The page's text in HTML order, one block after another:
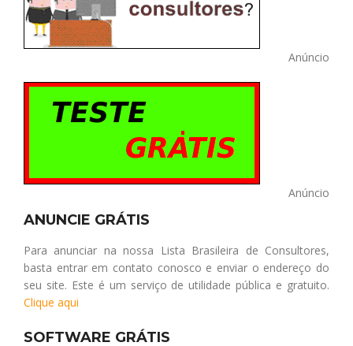
Anúncio
Anúncio
ANUNCIE GRÁTIS
Para anunciar na nossa Lista Brasileira de Consultores,
basta entrar em contato conosco e enviar o endereço do
seu site. Este é um serviço de utilidade pública e gratuito.
Clique aqui
SOFTWARE GRÁTIS